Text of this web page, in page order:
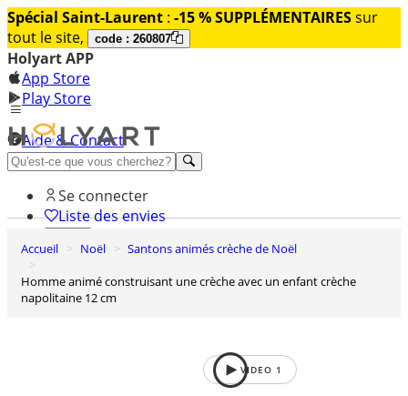
Spécial Saint-Laurent : -15 % SUPPLÉMENTAIRESsur
tout le site,
code : 260807
Holyart APP
App Store
Play Store
Aide & Contact
Découvrez Premium
Se connecter
Liste des envies
0
Accueil Noël
Santons animés crèche de Noël
Homme animé construisant une crèche avec un enfant crèche
napolitaine 12 cm
VIDEO 1